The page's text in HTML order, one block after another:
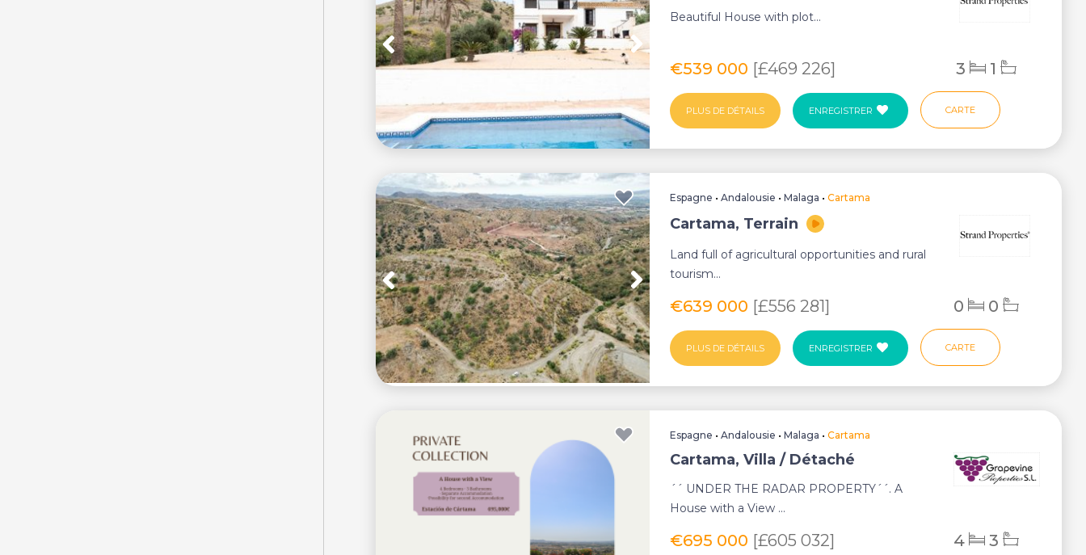
Beautiful House with plot...
€539 000 [£469 226] 3 1
PLUS DE DÉTAILS ENREGISTRER CARTE
Espagne •Andalousie •Malaga •Cartama
Cartama, Terrain
Land full of agricultural opportunities and rural
tourism...
€639 000 [£556 281] 0 0
PLUS DE DÉTAILS ENREGISTRER CARTE
Espagne •Andalousie •Malaga •Cartama
Cartama, Villa / Détaché
´´ UNDER THE RADAR PROPERTY´´. A
House with a View ...
€695 000 [£605 032] 4 3